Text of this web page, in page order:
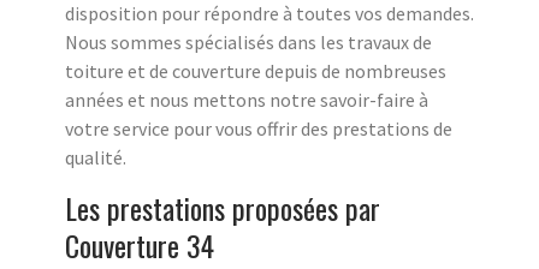
disposition pour répondre à toutes vos demandes.
Nous sommes spécialisés dans les travaux de
toiture et de couverture depuis de nombreuses
années et nous mettons notre savoir-faire à
votre service pour vous offrir des prestations de
qualité.
Les prestations proposées par
Couverture 34